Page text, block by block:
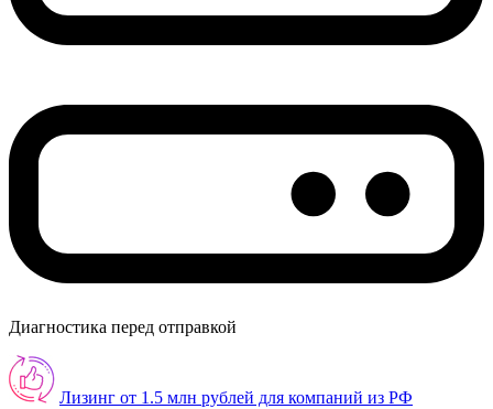
Диагностика перед отправкой
Лизинг от 1.5 млн рублей для компаний из РФ